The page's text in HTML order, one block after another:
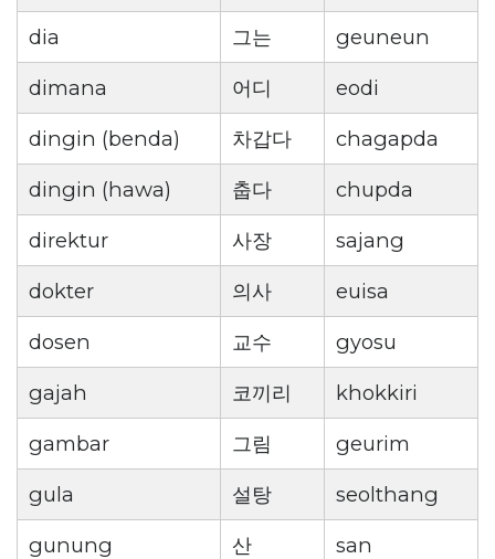
dia
그는
geuneun
dimana
어디
eodi
dingin (benda)
차갑다
chagapda
dingin (hawa)
춥다
chupda
direktur
사장
sajang
dokter
의사
euisa
dosen
교수
gyosu
gajah
코끼리
khokkiri
gambar
그림
geurim
gula
설탕
seolthang
gunung
산
san